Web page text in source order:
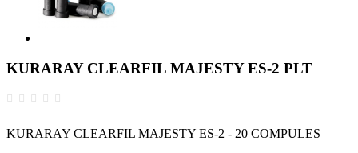
KURARAY CLEARFIL MAJESTY ES-2 PLT
KURARAY CLEARFIL MAJESTY ES-2 - 20 COMPULES